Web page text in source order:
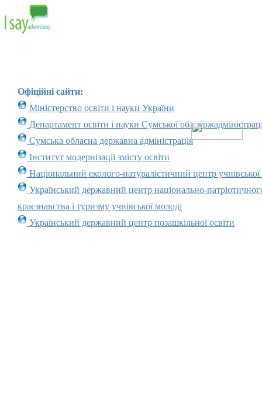
Офіційні сайти:
Міністерство освіти і науки України
Департамент освіти і науки Сумської
Сумська обласна державна адміністрація
Інститут модернізації змісту освіти
Національний еколого-натуралістичний центр учнівської
Український державний центр національно-
краєзнавства і туризму учнівської молоді
Український державний центр позашкільної освіти